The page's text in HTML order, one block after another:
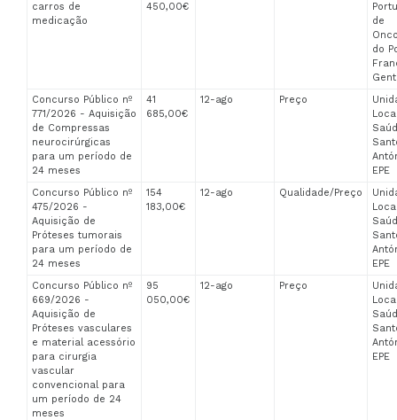
carros de
medicação
450,00€
de
do
Concurso Público nº
771/2026 - Aquisição
de Compressas
neurocirúrgicas
para um período de
24 meses
41
685,00€
12-ago Preço
EPE
Concurso Público nº
475/2026 -
Aquisição de
Próteses tumorais
para um período de
24 meses
154
183,00€
12-ago Qualidade/Preço
EPE
Concurso Público nº
669/2026 -
Aquisição de
Próteses vasculares
e material acessório
para cirurgia
vascular
convencional para
um período de 24
meses
95
050,00€
12-ago Preço
EPE